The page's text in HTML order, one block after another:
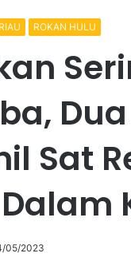
RIAU ROKAN HULU
Sat
05/2023